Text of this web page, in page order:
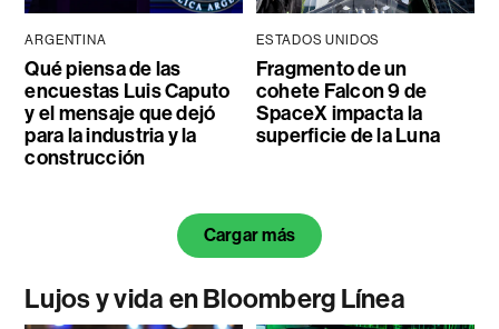
ARGENTINA
Qué piensa de las
encuestas Luis Caputo
y el mensaje que dejó
para la industria y la
construcción
ESTADOS UNIDOS
Fragmento de un
cohete Falcon 9 de
SpaceX impacta la
superficie de la Luna
Cargar más
Lujos y vida en Bloomberg Línea